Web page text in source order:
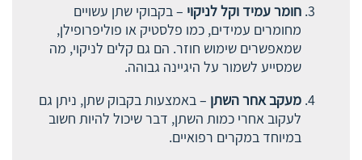
חומר עמיד וקל לניקוי – בקבוקי שתן עשויים
מחומרים עמידים, כמו פלסטיק או פוליפרופילן,
שמאפשרים שימוש חוזר. הם גם קלים לניקוי, מה
שמסייע לשמור על היגיינה גבוהה.
מעקב אחר השתן – באמצעות בקבוק שתן, ניתן גם
לעקוב אחרי כמות השתן, דבר שיכול להיות חשוב
במיוחד במקרים רפואיים.